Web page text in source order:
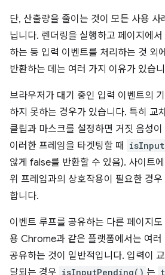
단, 산출량을 줄이는 것이 모든 사용
닙니다. 렌더링을 실행하고 페이지에
하는 등 입력 이벤트를 처리하는 것 외
반환하는 데는 여러 가지 이유가 있습
브라우저가 대기 중인 입력 이벤트의
하지 못하는 경우가 있습니다. 특히 교
클립과 마스크를 설정하면 거짓 음성
이러한 프레임을 타겟팅할 때
않게 false를 반환할 수 있음). 사이트
위 프레임과의 상호작용이 필요한 경
합니다.
이벤트 루프를 공유하는 다른 페이지
용 Chrome과 같은 플랫폼에서는 여러
공유하는 것이 일반적입니다. 입력이
달되는 경우 isInputPending() 는